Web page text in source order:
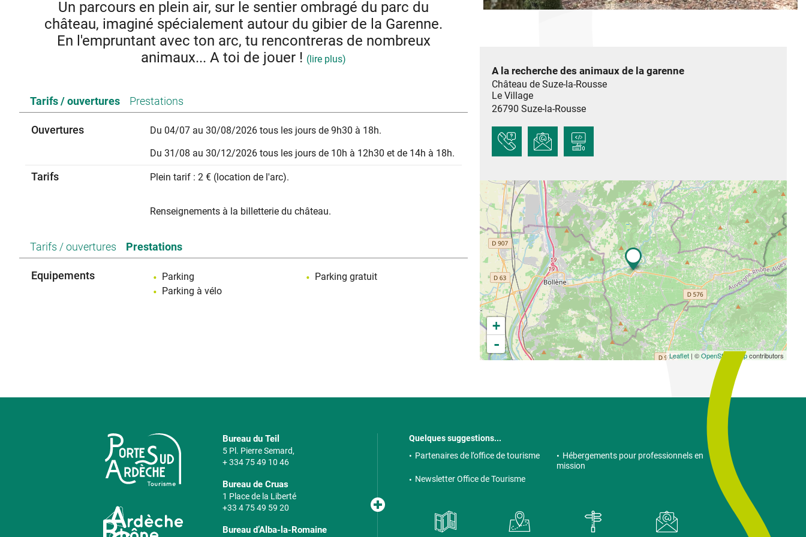
Un parcours en plein air, sur le sentier ombragé du parc du
château, imaginé spécialement autour du gibier de la Garenne.
En l'empruntant avec ton arc, tu rencontreras de nombreux
animaux... A toi de jouer ! (lire plus)
Tarifs / ouvertures Prestations
Ouvertures
Du 04/07 au 30/08/2026 tous les jours de 9h30 à 18h.
Du 31/08 au 30/12/2026 tous les jours de 10h à 12h30 et de 14h à 18h.
Tarifs Plein tarif : 2 € (location de l'arc).
Renseignements à la billetterie du château.
Tarifs / ouvertures Prestations
Equipements Parking
Parking gratuit
Parking à vélo
A la recherche des animaux de la garenne
Château de Suze-la-Rousse
Le Village
26790 Suze-la-Rousse
+
-
Leaflet | ©OpenStreetMapcontributors
Bureau du Teil
5 Pl. Pierre Semard,
+ 334 75 49 10 46
Bureau de Cruas
1 Place de la Liberté
+33 4 75 49 59 20
Bureau d’Alba-la-Romaine
Quelques suggestions...
Partenaires de l’office de tourisme
Hébergements pour professionnels en
mission
Newsletter Office de Tourisme